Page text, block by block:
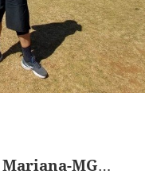
Mariana-MG…